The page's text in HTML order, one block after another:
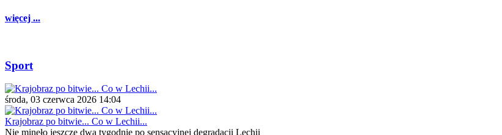
więcej ...
Sport
środa, 03 czerwca 2026 14:04
Krajobraz po bitwie... Co w Lechii...
Nie minęło jeszcze dwa tygodnie po sensacyjnej degradacji Lechii